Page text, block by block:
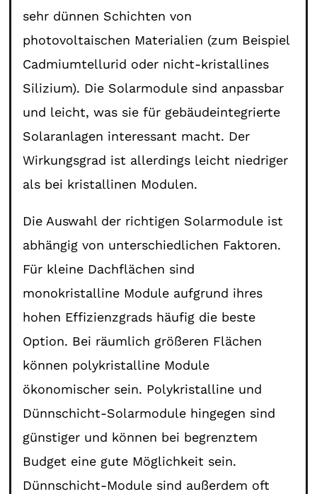
sehr dünnen Schichten von
photovoltaischen Materialien (zum Beispiel
Cadmiumtellurid oder nicht-kristallines
Silizium). Die Solarmodule sind anpassbar
und leicht, was sie für gebäudeintegrierte
Solaranlagen interessant macht. Der
Wirkungsgrad ist allerdings leicht niedriger
als bei kristallinen Modulen.
Die Auswahl der richtigen Solarmodule ist
abhängig von unterschiedlichen Faktoren.
Für kleine Dachflächen sind
monokristalline Module aufgrund ihres
hohen Effizienzgrads häufig die beste
Option. Bei räumlich größeren Flächen
können polykristalline Module
ökonomischer sein. Polykristalline und
Dünnschicht-Solarmodule hingegen sind
günstiger und können bei begrenztem
Budget eine gute Möglichkeit sein.
Dünnschicht-Module sind außerdem oft